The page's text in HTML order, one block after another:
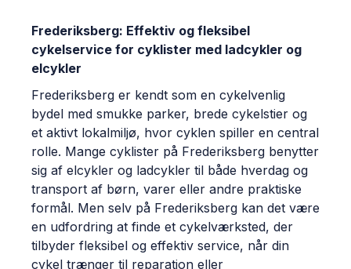
Frederiksberg: Effektiv og fleksibel
cykelservice for cyklister med ladcykler og
elcykler
Frederiksberg er kendt som en cykelvenlig
bydel med smukke parker, brede cykelstier og
et aktivt lokalmiljø, hvor cyklen spiller en central
rolle. Mange cyklister på Frederiksberg benytter
sig af elcykler og ladcykler til både hverdag og
transport af børn, varer eller andre praktiske
formål. Men selv på Frederiksberg kan det være
en udfordring at finde et cykelværksted, der
tilbyder fleksibel og effektiv service, når din
cykel trænger til reparation eller